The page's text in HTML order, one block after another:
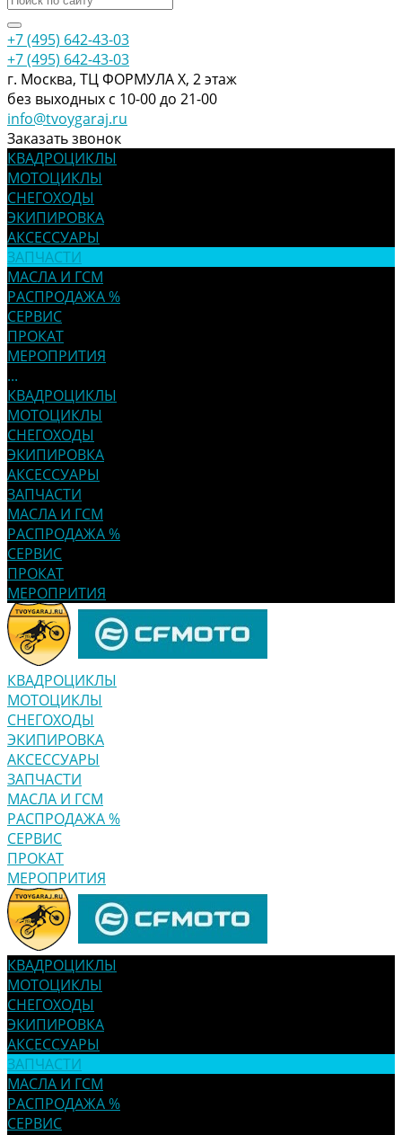
+7 (495) 642-43-03
+7 (495) 642-43-03
г. Москва, ТЦ ФОРМУЛА Х, 2 этаж
без выходных с 10-00 до 21-00
info@tvoygaraj.ru
Заказать звонок
КВАДРОЦИКЛЫ
МОТОЦИКЛЫ
СНЕГОХОДЫ
ЭКИПИРОВКА
АКСЕССУАРЫ
ЗАПЧАСТИ
МАСЛА И ГСМ
РАСПРОДАЖА %
СЕРВИС
ПРОКАТ
МЕРОПРИТИЯ
...
КВАДРОЦИКЛЫ
МОТОЦИКЛЫ
СНЕГОХОДЫ
ЭКИПИРОВКА
АКСЕССУАРЫ
ЗАПЧАСТИ
МАСЛА И ГСМ
РАСПРОДАЖА %
СЕРВИС
ПРОКАТ
МЕРОПРИТИЯ
КВАДРОЦИКЛЫ
МОТОЦИКЛЫ
СНЕГОХОДЫ
ЭКИПИРОВКА
АКСЕССУАРЫ
ЗАПЧАСТИ
МАСЛА И ГСМ
РАСПРОДАЖА %
СЕРВИС
ПРОКАТ
МЕРОПРИТИЯ
КВАДРОЦИКЛЫ
МОТОЦИКЛЫ
СНЕГОХОДЫ
ЭКИПИРОВКА
АКСЕССУАРЫ
ЗАПЧАСТИ
МАСЛА И ГСМ
РАСПРОДАЖА %
СЕРВИС